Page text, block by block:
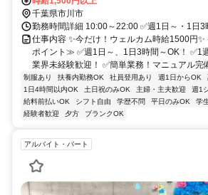
千葉県市川市
勤務時間詳細 10:00～22:00 ✅週1日～・1日3
仕事内容 ✨今だけ！ウェルカム時給1500円
ポイント≫ ✅週1日～、1日3時間～OK！ ✅1
業界未経験歓迎！ ✅簡単業務！マニュアル完
制服あり 扶養内勤務OK 社員登用あり 週1日からOK
1日4時間以内OK
土日祝のみOK 主婦・主夫歓迎 週1
給料前払いOK
シフト自由 学歴不問 平日のみOK 学
経験者歓迎
夕方 ブランクOK
アルバイト・パート